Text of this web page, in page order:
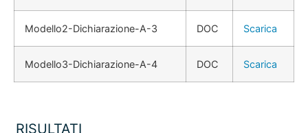
Modello2-Dichiarazione-A-3 DOC Scarica
Modello3-Dichiarazione-A-4 DOC Scarica
RISULTATI